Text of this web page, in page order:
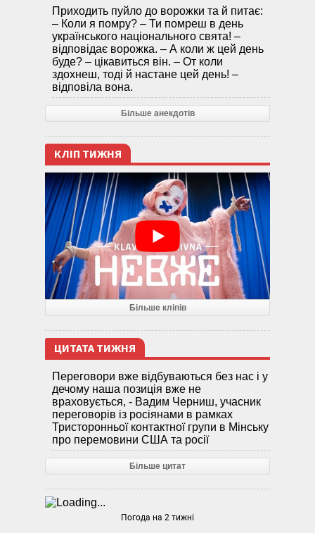
Приходить пуйло до ворожки та й питає:
– Коли я помру? – Ти помреш в день
українського національного свята! –
відповідає ворожка. – А коли ж цей день
буде? – цікавиться він. – От коли
здохнеш, тоді й настане цей день! –
відповіла вона.
Більше анекдотів
КЛІП ТИЖНЯ
Більше кліпів
ЦИТАТА ТИЖНЯ
Переговори вже відбуваються без нас і у
дечому наша позиція вже не
враховується, - Вадим Черниш, учасник
переговорів із росіянами в рамках
Тристоронньої контактної групи в Мінську
про перемовини США та росії
Більше цитат
Погода на 2 тижні